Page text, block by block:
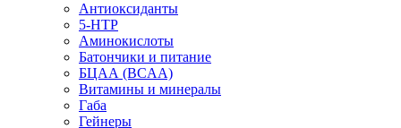
Антиоксиданты
5-HTP
Аминокислоты
Батончики и питание
БЦАА (BCAA)
Витамины и минералы
Габа
Гейнеры